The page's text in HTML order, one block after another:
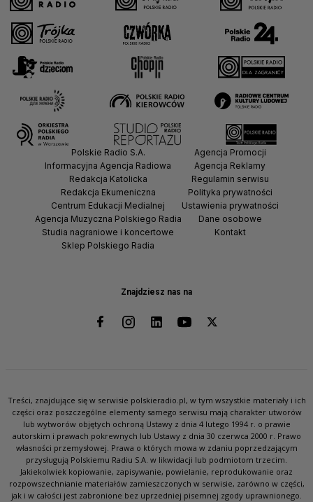
Znajdziesz nas na
Polskie Radio S.A.
Informacyjna Agencja Radiowa
Redakcja Katolicka
Redakcja Ekumeniczna
Centrum Edukacji Medialnej
Agencja Muzyczna Polskiego Radia
Studia nagraniowe i koncertowe
Sklep Polskiego Radia
Agencja Promocji
Agencja Reklamy
Regulamin serwisu
Polityka prywatności
Ustawienia prywatności
Dane osobowe
Kontakt
Treści, znajdujące się w serwisie polskieradio.pl, w tym wszystkie materiały i ich
części oraz poszczególne elementy samego serwisu mają charakter utworów
lub wytworów objętych ochroną Ustawy z dnia 4 lutego 1994 r. o prawie
autorskim i prawach pokrewnych lub Ustawy z dnia 30 czerwca 2000 r. Prawo
własności przemysłowej. Prawa o których mowa w zdaniu poprzedzającym
przysługują Polskiemu Radiu S.A. w likwidacji lub podmiotom trzecim.
Jakiekolwiek kopiowanie, zapisywanie, powielanie, reprodukowanie oraz
rozpowszechnianie materiałów zamieszczonych w serwisie, zarówno w części,
jak i w całości jest zabronione bez uprzedniej pisemnej zgody uprawnionego.